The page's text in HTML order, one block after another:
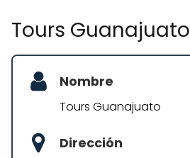
Tours Guanajuato
Nombre
Tours Guanajuato
Dirección